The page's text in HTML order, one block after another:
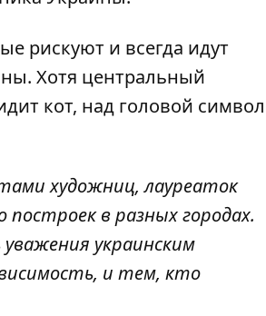
рискуют и всегда идут
. Хотя центральный
кот, над головой символ
художниц, лауреаток
в разных городах.
украинским
и тем, кто